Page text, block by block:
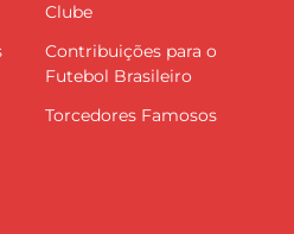
Clube
Contribuições para o
Futebol Brasileiro
Torcedores Famosos